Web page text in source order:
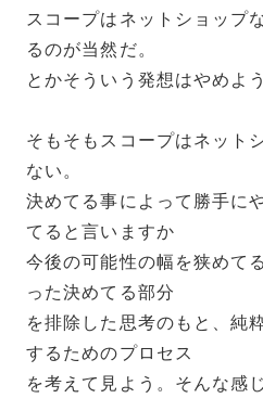
スコープはネットショップ
るのが当然だ。
とかそういう発想はやめよ
そもそもスコープはネット
ない。
決めてる事によって勝手に
てると言いますか
今後の可能性の幅を狭めて
った決めてる部分
を排除した思考のもと、純
するためのプロセス
を考えて見よう。そんな感